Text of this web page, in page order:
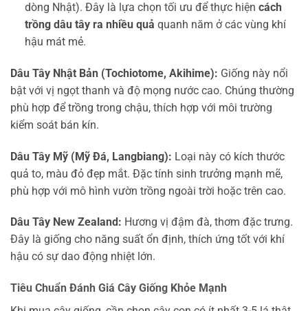
dòng Nhật). Đây là lựa chọn tối ưu để thực hiện cách
trồng dâu tây ra nhiều quả quanh năm ở các vùng khí
hậu mát mẻ.
Dâu Tây Nhật Bản (Tochiotome, Akihime): Giống này nổi
bật với vị ngọt thanh và độ mọng nước cao. Chúng thường
phù hợp để trồng trong chậu, thích hợp với môi trường
kiểm soát bán kín.
Dâu Tây Mỹ (Mỹ Đá, Langbiang): Loại này có kích thước
quả to, màu đỏ đẹp mắt. Đặc tính sinh trưởng mạnh mẽ,
phù hợp với mô hình vườn trồng ngoài trời hoặc trên cao.
Dâu Tây New Zealand: Hương vị đậm đà, thơm đặc trưng.
Đây là giống cho năng suất ổn định, thích ứng tốt với khí
hậu có sự dao động nhiệt lớn.
Tiêu Chuẩn Đánh Giá Cây Giống Khỏe Mạnh